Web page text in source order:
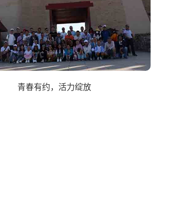
青春有约，活力绽放